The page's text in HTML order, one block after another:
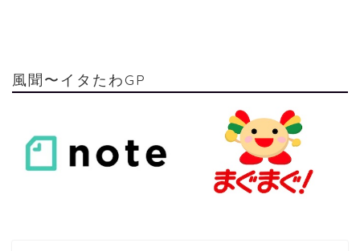
風聞〜イタたわGP